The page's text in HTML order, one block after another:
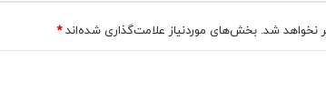
نخواهد شد. بخش‌های موردنیاز علامت‌گذاری شده‌اند*